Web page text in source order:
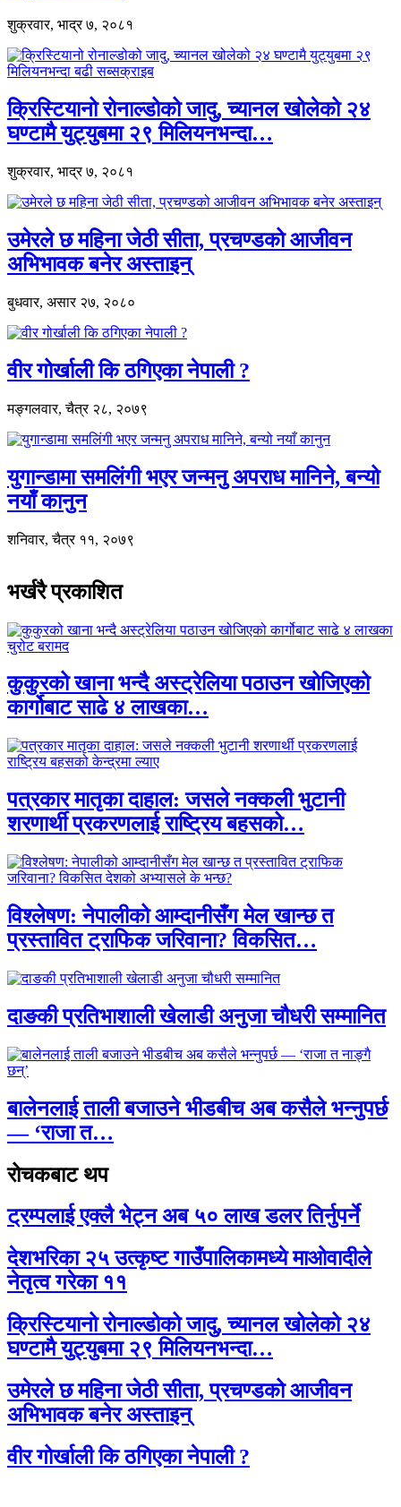
शुक्रवार, भाद्र ७, २०८१
क्रिस्टियानो रोनाल्डोको जादु, च्यानल खोलेको २४
घण्टामै युट्युबमा २९ मिलियनभन्दा…
शुक्रवार, भाद्र ७, २०८१
उमेरले छ महिना जेठी सीता, प्रचण्डको आजीवन
अभिभावक बनेर अस्ताइन्
बुधवार, असार २७, २०८०
वीर गोर्खाली कि ठगिएका नेपाली ?
मङ्गलवार, चैत्र २८, २०७९
युगान्डामा समलिंगी भएर जन्मनु अपराध मानिने, बन्यो
नयाँ कानुन
शनिवार, चैत्र ११, २०७९
भर्खरै प्रकाशित
कुकुरको खाना भन्दै अस्ट्रेलिया पठाउन खोजिएको
कार्गोबाट साढे ४ लाखका…
पत्रकार मातृका दाहाल: जसले नक्कली भुटानी
शरणार्थी प्रकरणलाई राष्ट्रिय बहसको…
विश्लेषण: नेपालीको आम्दानीसँग मेल खान्छ त
प्रस्तावित ट्राफिक जरिवाना? विकसित…
दाङकी प्रतिभाशाली खेलाडी अनुजा चौधरी सम्मानित
बालेनलाई ताली बजाउने भीडबीच अब कसैले भन्नुपर्छ
— ‘राजा त…
रोचकबाट थप
ट्रम्पलाई एक्लै भेट्न अब ५० लाख डलर तिर्नुपर्ने
देशभरिका २५ उत्कृष्ट गाउँपालिकामध्ये माओवादीले
नेतृत्व गरेका ११
क्रिस्टियानो रोनाल्डोको जादु, च्यानल खोलेको २४
घण्टामै युट्युबमा २९ मिलियनभन्दा…
उमेरले छ महिना जेठी सीता, प्रचण्डको आजीवन
अभिभावक बनेर अस्ताइन्
वीर गोर्खाली कि ठगिएका नेपाली ?